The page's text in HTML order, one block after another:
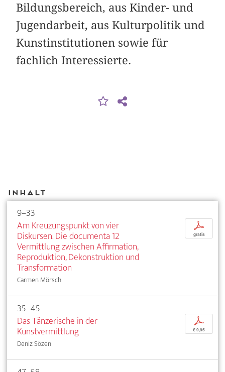
Bildungsbereich, aus Kinder- und
Jugendarbeit, aus Kulturpolitik und
Kunstinstitutionen sowie für
fachlich Interessierte.
Inhalt
9–33
Am Kreuzungspunkt von vier
Diskursen. Die documenta 12
Vermittlung zwischen Affirmation,
Reproduktion, Dekonstruktion und
Transformation
Carmen Mörsch
p
gratis
35–45
Das Tänzerische in der
Kunstvermittlung
Deniz Sözen
p
€ 9,95